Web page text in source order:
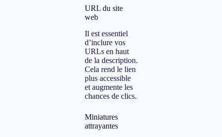
URL du site
web
Il est essentiel
d’inclure vos
URLs en haut
de la description.
Cela rend le lien
plus accessible
et augmente les
chances de clics.
Miniatures
attrayantes